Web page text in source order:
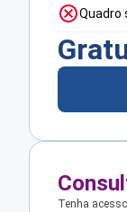
Quadro
Tenha